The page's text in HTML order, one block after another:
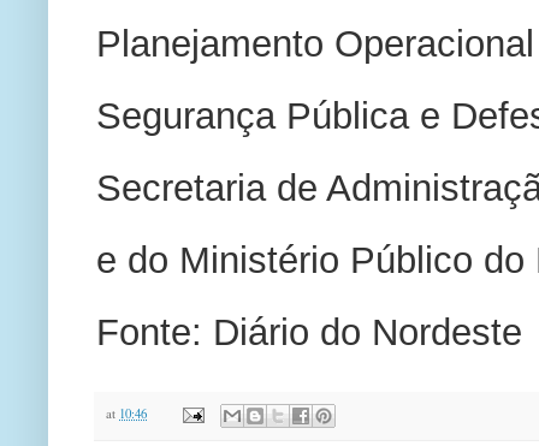
Planejamento
Segurança Pública e
Secretaria de
e do Ministério Público
Fonte: Diário do Nordeste
at 10:46